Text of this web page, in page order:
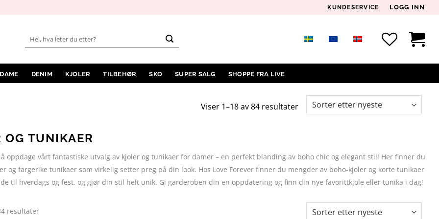
KUNDESERVICE LOGG INN
Søk
etter:
DENIM KJOLER TILBEHØR SKO SUPER SALG SHOPPE FRA LIVE
Viser 1–18 av 84 resultaterSortert
OG TUNIKAER
oppdage vårt fantastiske utvalg av kjoler og tunikaer for damer – en perfekt blanding av boho chic og elegant stil! Her finner du
og fargerike tunikaer som virkelig setter preg på din look. Hos Love Forever finner du mengder av boho-kjoler og korte tunikaer
til hverdags og fest, og gjør din stil helt unik. Gi garderoben din en oppdatering og finn din nye favorittkjole eller tunika i dag!
resultaterSortert